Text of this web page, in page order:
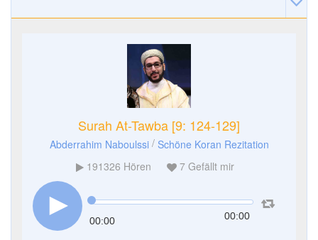
Surah At-Tawba [9: 124-129]
Abderrahim Naboulssi/ Schöne Koran Rezitation
191326 Hören 7Gefällt mir
00:00 00:00